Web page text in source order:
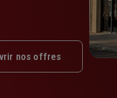
nos offres